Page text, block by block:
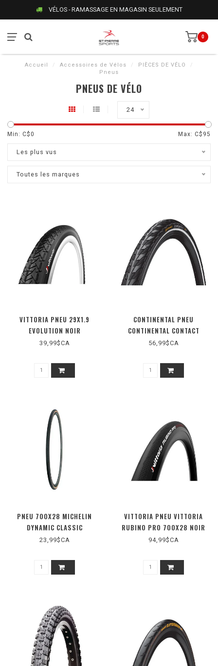
VÉLOS - RAMASSAGE EN MAGASIN SEULEMENT
0
Accueil / Accessoires de Vélos / PIÈCES DE VÉLO
/
Pneus
PNEUS DE VÉLO
24
Min: C$0 Max: C$ 95
Les plus vus
Toutes les marques
VITTORIA PNEU 29X1.9
EVOLUTION NOIR
39,99$CA
CONTINENTAL PNEU
CONTINENTAL CONTACT
26X1.75 WIRE REFLEX
56,99$CA
PNEU 700X28 MICHELIN
DYNAMIC CLASSIC
23,99$CA
VITTORIA PNEU VITTORIA
RUBINO PRO 700X28 NOIR
94,99$CA